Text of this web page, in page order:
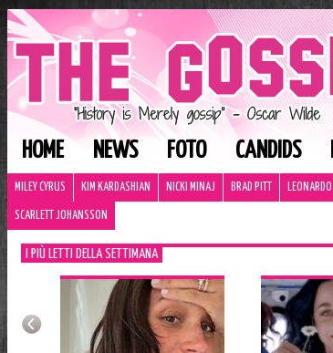
HOME NEWS FOTO CANDIDS
MILEY CYRUS KIM KARDASHIAN NICKI MINAJ BRAD PITT
SCARLETT JOHANSSON
I PIÙ LETTI DELLA SETTIMANA